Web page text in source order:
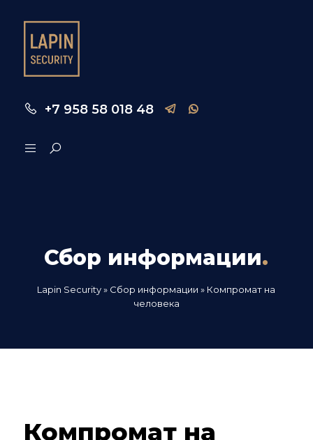
+7 958 58 018 48
Сбор информации.
Lapin Security» Сбор информации » Компромат на
человека
Компромат на